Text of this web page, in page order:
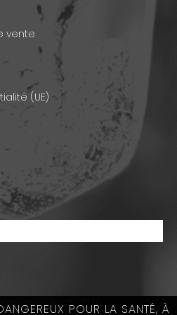
POUR LA SANTÉ, À
vente
(UE)
Nasti 2026